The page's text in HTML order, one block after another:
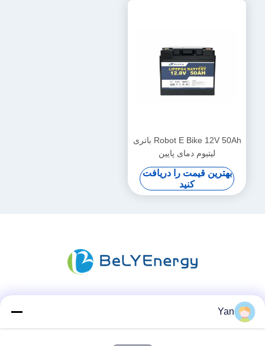
Robot E Bike 12V 50Ah باتری
لیتیوم دمای پایین
بهترین قیمت را دریافت
کنید
Yan